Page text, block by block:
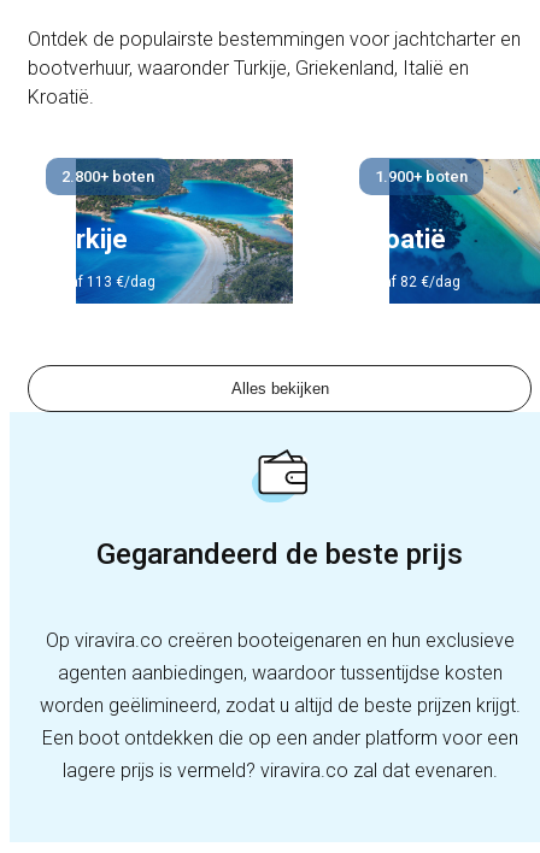
Ontdek de populairste bestemmingen voor jachtcharter en
bootverhuur, waaronder Turkije, Griekenland, Italië en
Kroatië.
2.800+ boten
Turkije
vanaf 113 €/dag
1.900+ boten
Kroatië
vanaf 82 €/dag
Alles bekijken
Gegarandeerd de beste prijs
Op viravira.co creëren booteigenaren en hun exclusieve
agenten aanbiedingen, waardoor tussentijdse kosten
worden geëlimineerd, zodat u altijd de beste prijzen krijgt.
Een boot ontdekken die op een ander platform voor een
lagere prijs is vermeld? viravira.co zal dat evenaren.